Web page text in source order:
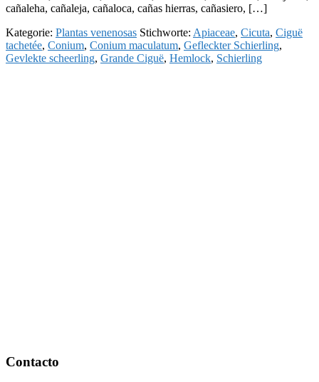
cañaleha, cañaleja, cañaloca, cañas hierras, cañasiero, […]
Kategorie: Plantas venenosas Stichworte: Apiaceae, Cicuta, Ciguë
tachetée, Conium, Conium maculatum, Gefleckter Schierling,
Gevlekte scheerling, Grande Ciguë, Hemlock, Schierling
Footer
Contacto